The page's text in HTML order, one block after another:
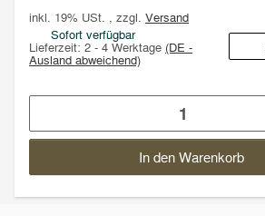
inkl. 19% USt. , zzgl. Versand
Sofort verfügbar
Lieferzeit: 2 - 4 Werktage (DE -
Ausland abweichend)
In den Warenkorb